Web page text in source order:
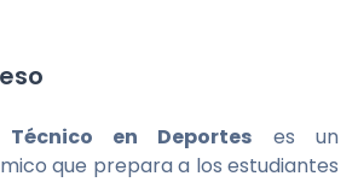
Técnico en Deportes es un
que prepara a los estudiantes